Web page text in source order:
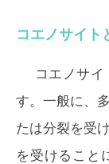
コエノサイト
コエノサ
す。一般に、
たは分裂を受
を受けること